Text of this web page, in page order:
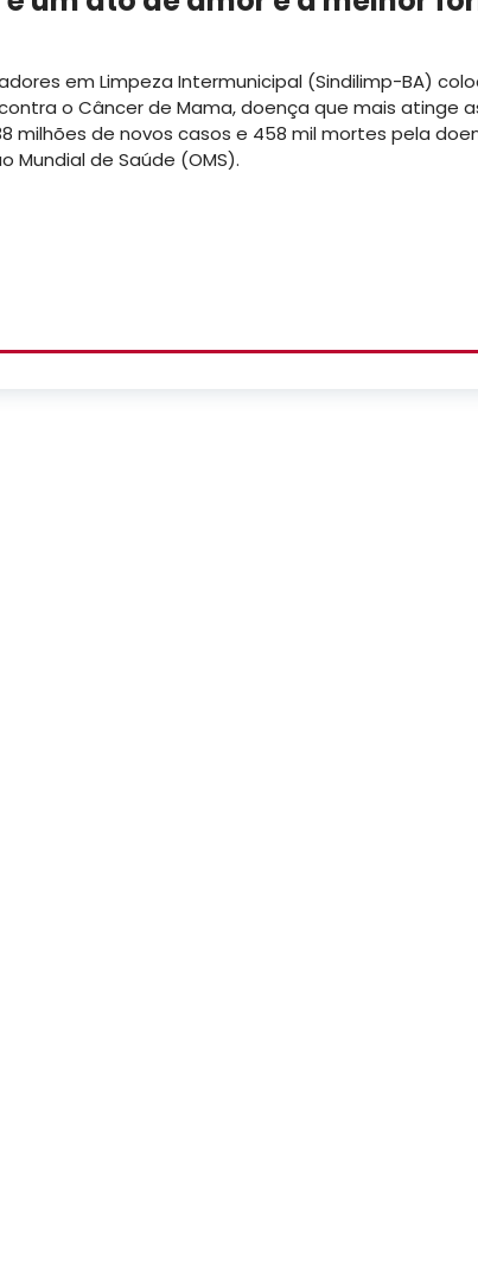
em Limpeza Intermunicipal (Sindilimp-BA)
o Câncer de Mama, doença que mais atinge
milhões de novos casos e 458 mil mortes pela
Mundial de Saúde (OMS).